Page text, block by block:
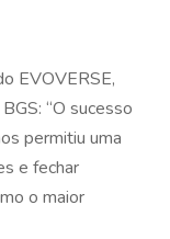
EVOVERSE,
“O sucesso
permitiu uma
e fechar
o maior